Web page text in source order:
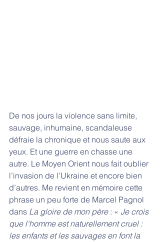
De nos jours la violence sans limite,
sauvage, inhumaine, scandaleuse
défraie la chronique et nous saute aux
yeux. Et une guerre en chasse une
autre. Le Moyen Orient nous fait oublier
l’invasion de l’Ukraine et encore bien
d’autres. Me revient en mémoire cette
phrase un peu forte de Marcel Pagnol
dans La gloire de mon père : « Je crois
que l'homme est naturellement cruel :
les enfants et les sauvages en font la